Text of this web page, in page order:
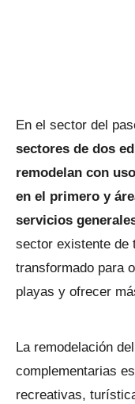
En el sector del
sectores de dos
remodelan con
en el primero y
servicios
sector existente de
transformado para
playas y ofrecer
La remodelación
complementarias
recreativas,